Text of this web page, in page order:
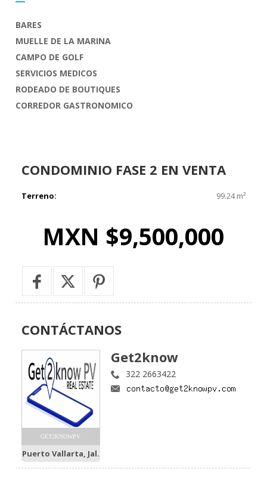
BARES
MUELLE DE LA MARINA
CAMPO DE GOLF
SERVICIOS MEDICOS
RODEADO DE BOUTIQUES
CORREDOR GASTRONOMICO
CONDOMINIO FASE 2 EN VENTA
Terreno: 99.24 m²
MXN $9,500,000
CONTÁCTANOS
GET2KNOWPV
Puerto Vallarta, Jal.
Get2know
322 2663422